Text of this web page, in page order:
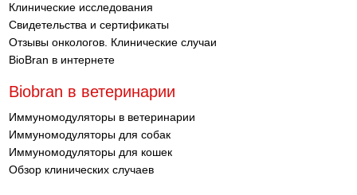
Клинические исследования
Свидетельства и сертификаты
Отзывы онкологов. Клинические случаи
BioBran в интернете
Biobran в ветеринарии
Иммуномодуляторы в ветеринарии
Иммуномодуляторы для собак
Иммуномодуляторы для кошек
Обзор клинических случаев